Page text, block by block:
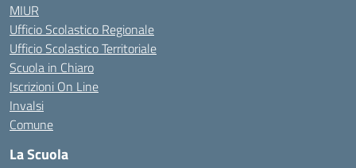
MIUR
Ufficio Scolastico Regionale
Ufficio Scolastico Territoriale
Scuola in Chiaro
Iscrizioni On Line
Invalsi
Comune
La Scuola